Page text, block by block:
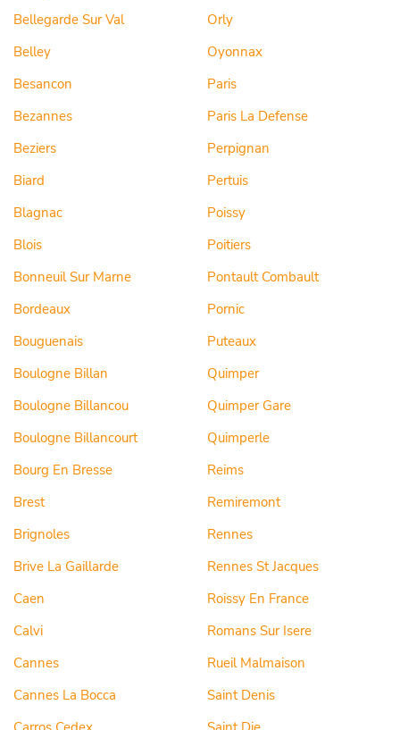
Bellegarde Sur Val
Belley
Besancon
Bezannes
Beziers
Biard
Blagnac
Blois
Bonneuil Sur Marne
Bordeaux
Bouguenais
Boulogne Billan
Boulogne Billancou
Boulogne Billancourt
Bourg En Bresse
Brest
Brignoles
Brive La Gaillarde
Caen
Calvi
Cannes
Cannes La Bocca
Orly
Oyonnax
Paris
Paris La Defense
Perpignan
Pertuis
Poissy
Poitiers
Pontault Combault
Pornic
Puteaux
Quimper
Quimper Gare
Quimperle
Reims
Remiremont
Rennes
Rennes St Jacques
Roissy En France
Romans Sur Isere
Rueil Malmaison
Saint Denis